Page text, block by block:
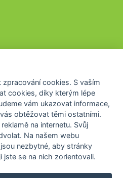
zpracování cookies. S vaším
cookies, díky kterým lépe
vám ukazovat informace,
obtěžovat těmi ostatními.
na internetu. Svůj
Na našem webu
nezbytné, aby stránky
jste se na nich zorientovali.